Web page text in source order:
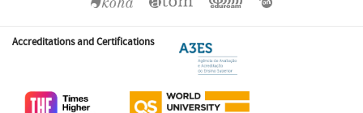
Accreditations and Certifications